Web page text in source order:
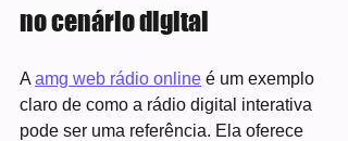
no cenário digital
A amg web rádio online é um exemplo
claro de como a rádio digital interativa
pode ser uma referência. Ela oferece